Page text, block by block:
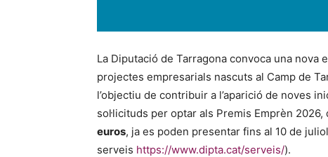
La Diputació de Tarragona convoca una nova
projectes empresarials nascuts al Camp de
l’objectiu de contribuir a l’aparició de noves
sol·licituds per optar als Premis Emprèn
euros, ja es poden presentar fins al 10 de
serveis https://www.dipta.cat/serveis/).